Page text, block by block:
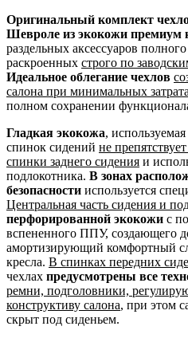
Оригинальный комплект
Шевроле из экокожи премиум
раздельных аксессуаров
раскроенных строго по
Идеальное облегание чехлов
салона при минимальных
полном сохранении
Гладкая экокожа,
спинок сидений не
спинки заднего сидения и
подлокотника. В зонах
безопасности используется
Центральная часть сидения и
перфорированной экокожи с
вспененного ППУ, создающего
амортизирующий комфортный
кресла. В спинках передних
чехлах предусмотрены все
ремни, подголовники,
конструктиву салона, при этом
скрыт под сиденьем.